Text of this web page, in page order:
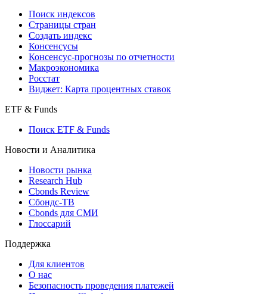
Поиск кредитов
Индексы
Поиск индексов
Страницы стран
Создать индекс
Консенсусы
Консенсус-прогнозы по отчетности
Макроэкономика
Виджет: Карта процентных ставок
ETF & Funds
Поиск ETF & Funds
Новости и Аналитика
Новости рынка
Research Hub
Cbonds Review
Сбондс-ТВ
Глоссарий
Поддержка